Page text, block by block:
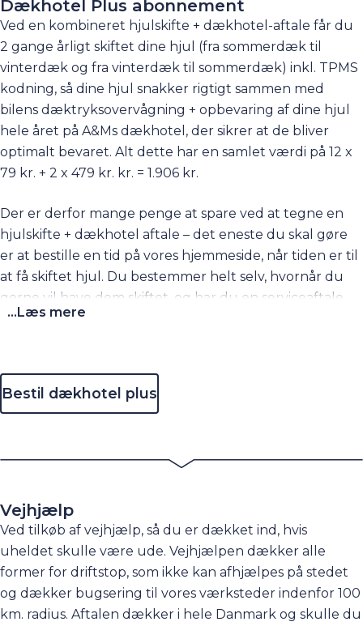
Dækhotel Plus abonnement
Ved en kombineret hjulskifte + dækhotel-aftale får du
2 gange årligt skiftet dine hjul (fra sommerdæk til
vinterdæk og fra vinterdæk til sommerdæk) inkl. TPMS
kodning, så dine hjul snakker rigtigt sammen med
bilens dæktryksovervågning + opbevaring af dine hjul
hele året på A&Ms dækhotel, der sikrer at de bliver
optimalt bevaret. Alt dette har en samlet værdi på 12 x
79 kr. + 2 x 479 kr. kr. = 1.906 kr.
Der er derfor mange penge at spare ved at tegne en
hjulskifte + dækhotel aftale – det eneste du skal gøre
er at bestille en tid på vores hjemmeside, når tiden er til
at få skiftet hjul. Du bestemmer helt selv, hvornår du
gerne vil have dem skiftet, og har du en serviceaftale
(guld, sølv eller bronze), så får du yderligere rabat på
afbalancering kan dette købes for 300 kr. i forbindelse
med hjulskifte.
...Læs mere
Bestil dækhotel plus
Vejhjælp
Ved tilkøb af vejhjælp, så du er dækket ind, hvis
uheldet skulle være ude. Vejhjælpen dækker alle
former for driftstop, som ikke kan afhjælpes på stedet
og dækker bugsering til vores værksteder indenfor 100
km. radius. Aftalen dækker i hele Danmark og skulle du